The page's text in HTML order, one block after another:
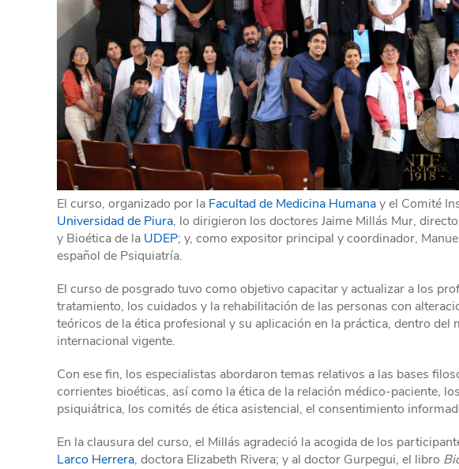
El curso, organizado por la Facultad de Medicina Humanay el Comité
Universidad de Piura, lo dirigieron los doctores Jaime Millás Mur,
y Bioética de la UDEP; y, como expositor principal y coordinador,
español de Psiquiatría.
El curso de posgrado tuvo como objetivo capacitar y actualizar a los
tratamiento, los cuidados y la rehabilitación de las personas con
teóricos de la ética profesional y su aplicación en la práctica, dentro del
internacional vigente.
Con ese fin, los especialistas abordaron temas relativos a las bases
corrientes bioéticas, así como la ética de la relación médico-paciente,
psiquiátrica, los comités de ética asistencial, el consentimiento
En la clausura del curso, el Millás agradeció la acogida de los
Larco Herrera, doctora Elizabeth Rivera; y al doctor Gurpegui, el libro